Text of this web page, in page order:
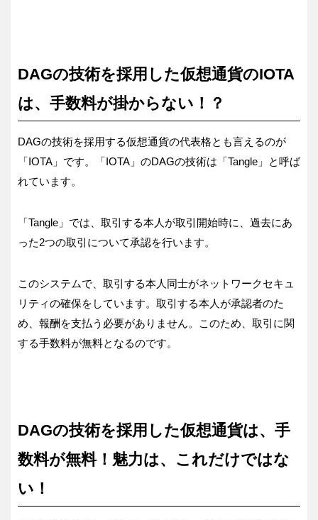
DAGの技術を採用した仮想通貨のIOTA
は、手数料が掛からない！？
DAGの技術を採用する仮想通貨の代表格とも言えるのが
「IOTA」です。「IOTA」のDAGの技術は「Tangle」と呼ば
れています。
「Tangle」では、取引する本人が取引開始時に、過去にあ
った2つの取引について承認を行います。
このシステムで、取引する本人同士がネットワークセキュ
リティの確保をしています。取引する本人が承認者のた
め、報酬を支払う必要がありません。このため、取引に関
する手数料が無料となるのです。
DAGの技術を採用した仮想通貨は、手
数料が無料！魅力は、これだけではな
い！